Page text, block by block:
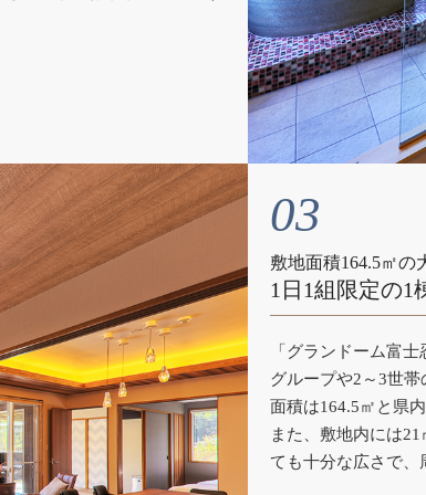
03
敷地面積164.5㎡の
1日1組限定の1
「グランドーム富
グループや2～3世
面積は164.5㎡と県
また、敷地内には
ても十分な広さで、